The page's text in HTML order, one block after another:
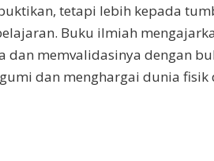
tetapi lebih kepada
Buku ilmiah
dan memvalidasinya dengan
dan menghargai dunia fisik